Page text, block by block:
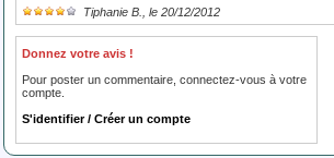
Tiphanie B.
, le 20/12/2012
Donnez votre avis !
Pour poster un commentaire, connectez-vous à votre
compte.
S'identifier / Créer un compte